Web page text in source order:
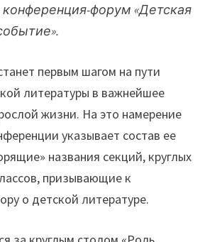
форум «Детская
первым шагом на пути
литературы в важнейшее
жизни. На это намерение
указывает состав ее
названия секций, круглых
призывающие к
о детской литературе.